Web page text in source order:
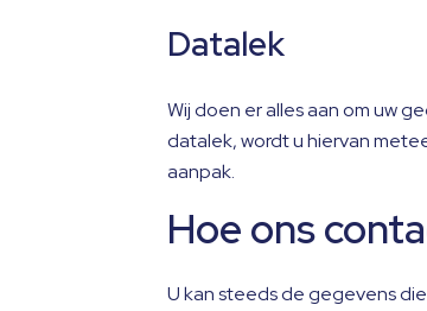
Datalek
Wij doen er alles aan om uw
datalek, wordt u hiervan
aanpak.
Hoe ons
U kan steeds de gegevens